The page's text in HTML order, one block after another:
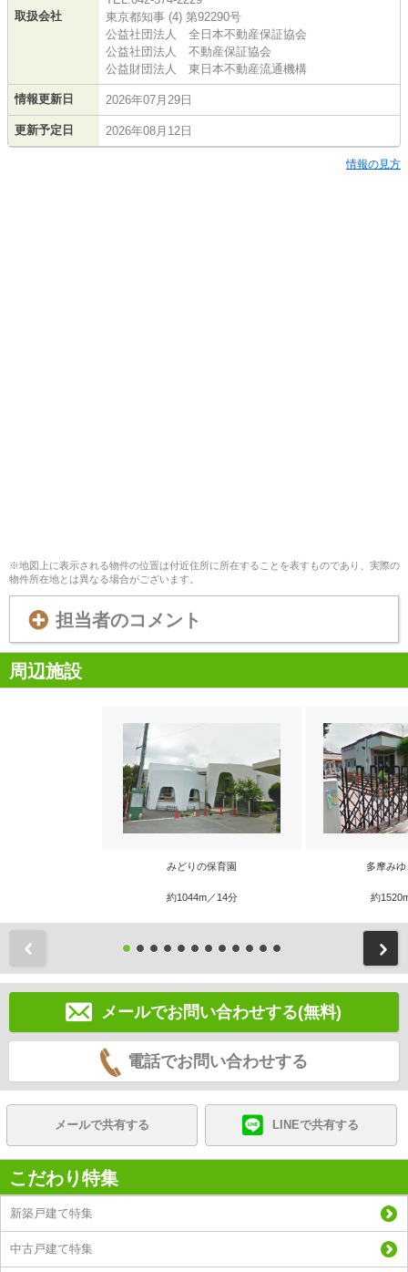
取扱会社
東京都知事 (4) 第92290号
公益社団法人 全日本不動産保証協会
公益社団法人 不動産保証協会
公益財団法人 東日本不動産流通機構
情報更新日 2026年07月29日
更新予定日 2026年08月12日
情報の見方
※地図上に表示される物件の位置は付近住所に所在することを表すものであり、実際の
物件所在地とは異なる場合がございます。
担当者のコメント
周辺施設
みどりの保育園
約1044m／14分
多摩み
約
メールでお問い合わせする(無料)
電話でお問い合わせする
メールで共有する LINEで共有する
こだわり特集
新築戸建て特集
中古戸建て特集